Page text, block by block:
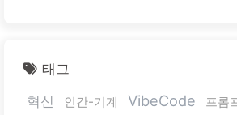
태그
혁신
인간-기계 VibeCode 프롬